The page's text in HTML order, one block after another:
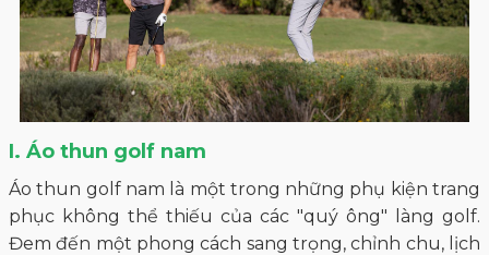
I. Áo thun golf nam
Áo thun golf nam là một trong những phụ kiện trang
phục không thể thiếu của các "quý ông" làng golf.
Đem đến một phong cách sang trọng, chỉnh chu, lịch